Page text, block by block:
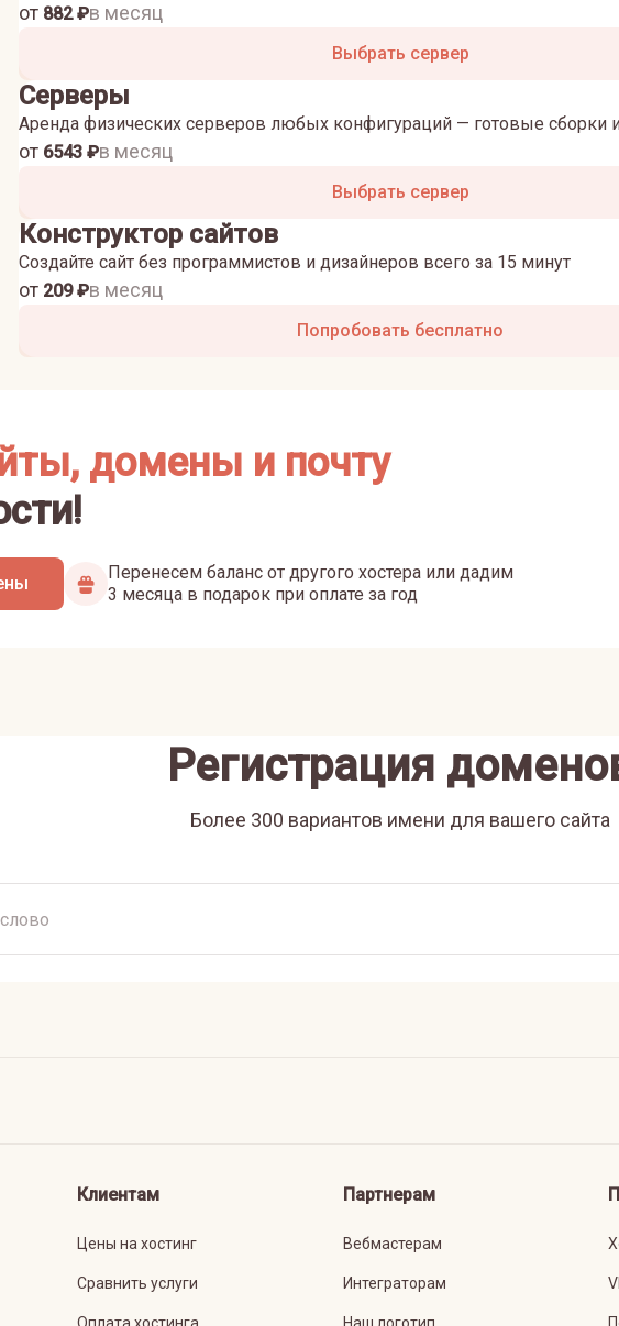
от 882₽в месяц
Выбрать сервер
Серверы
Аренда физических серверов любых конфигураций — готовые сборки
от 6543 ₽в месяц
Выбрать сервер
Конструктор сайтов
Создайте сайт без программистов и дизайнеров всего за 15 минут
от 209₽в месяц
Попробовать бесплатно
домены и почту
Перенесем баланс от другого хостера или дадим
3 месяца в подарок при оплате за год
Регистрация
Более 300 вариантов имени для вашего сайта
Клиентам
Цены на хостинг
Сравнить услуги
Партнерам
Вебмастерам
Интеграторам